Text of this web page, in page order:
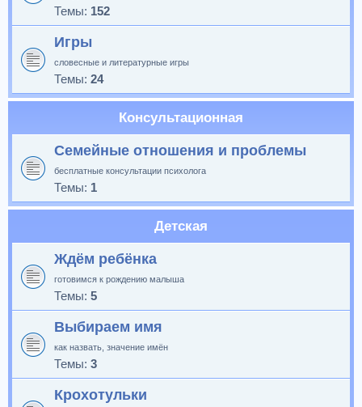
Темы: 152
Игры
словесные и литературные игры
Темы: 24
Консультационная
Семейные отношения и проблемы
бесплатные консультации психолога
Темы: 1
Детская
Ждём ребёнка
готовимся к рождению малыша
Темы: 5
Выбираем имя
как назвать, значение имён
Темы: 3
Крохотульки